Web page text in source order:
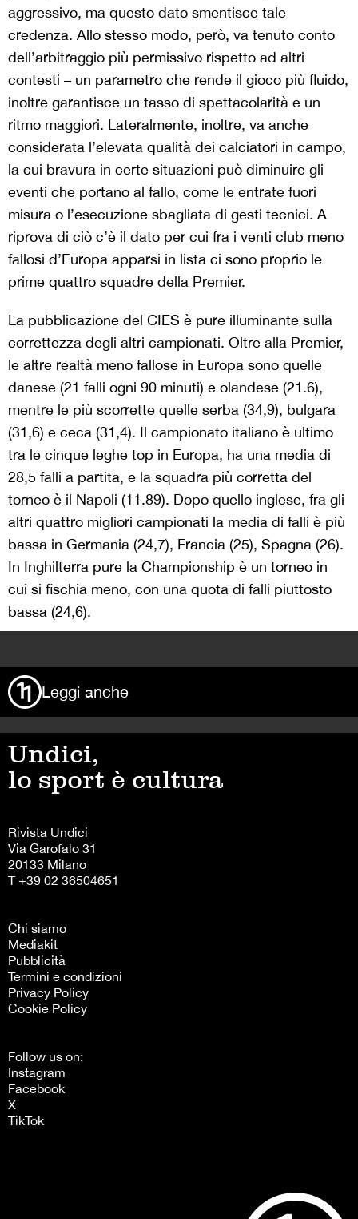
aggressivo, ma questo dato smentisce tale
credenza. Allo stesso modo, però, va tenuto conto
dell’arbitraggio più permissivo rispetto ad altri
contesti – un parametro che rende il gioco più fluido,
inoltre garantisce un tasso di spettacolarità e un
ritmo maggiori. Lateralmente, inoltre, va anche
considerata l’elevata qualità dei calciatori in campo,
la cui bravura in certe situazioni può diminuire gli
eventi che portano al fallo, come le entrate fuori
misura o l’esecuzione sbagliata di gesti tecnici. A
riprova di ciò c’è il dato per cui fra i venti club meno
fallosi d’Europa apparsi in lista ci sono proprio le
prime quattro squadre della Premier.
La pubblicazione del CIES è pure illuminante sulla
correttezza degli altri campionati. Oltre alla Premier,
le altre realtà meno fallose in Europa sono quelle
danese (21 falli ogni 90 minuti) e olandese (21.6),
mentre le più scorrette quelle serba (34,9), bulgara
(31,6) e ceca (31,4). Il campionato italiano è ultimo
tra le cinque leghe top in Europa, ha una media di
28,5 falli a partita, e la squadra più corretta del
torneo è il Napoli (11.89). Dopo quello inglese, fra gli
altri quattro migliori campionati la media di falli è più
bassa in Germania (24,7), Francia (25), Spagna (26).
In Inghilterra pure la Championship è un torneo in
cui si fischia meno, con una quota di falli piuttosto
bassa (24,6).
Leggi anche
Undici,
lo sport è cultura
Rivista Undici
Via Garofalo 31
20133 Milano
T +39 02 36504651
Chi siamo
Mediakit
Pubblicità
Termini e condizioni
Privacy Policy
Cookie Policy
Follow us on:
Instagram
Facebook
X
TikTok